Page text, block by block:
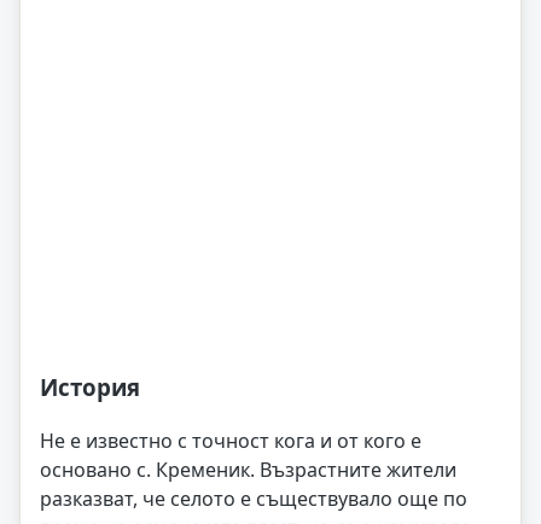
История
Не е известно с точност кога и от кого е
основано с. Кременик. Възрастните жители
разказват, че селото е съществувало още по